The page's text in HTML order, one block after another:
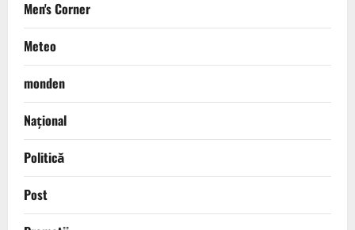
Men's Corner
Meteo
monden
Național
Politică
Post